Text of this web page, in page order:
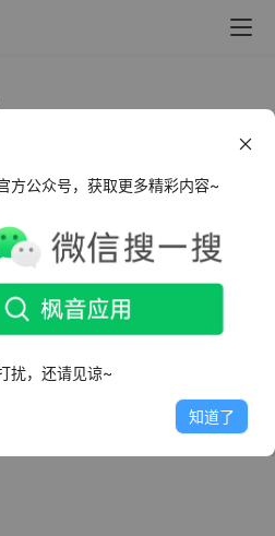
Microsoft Photos 安装
2月26日
方公众号，获取更多精彩内容~
扰，还请见谅~
知道了